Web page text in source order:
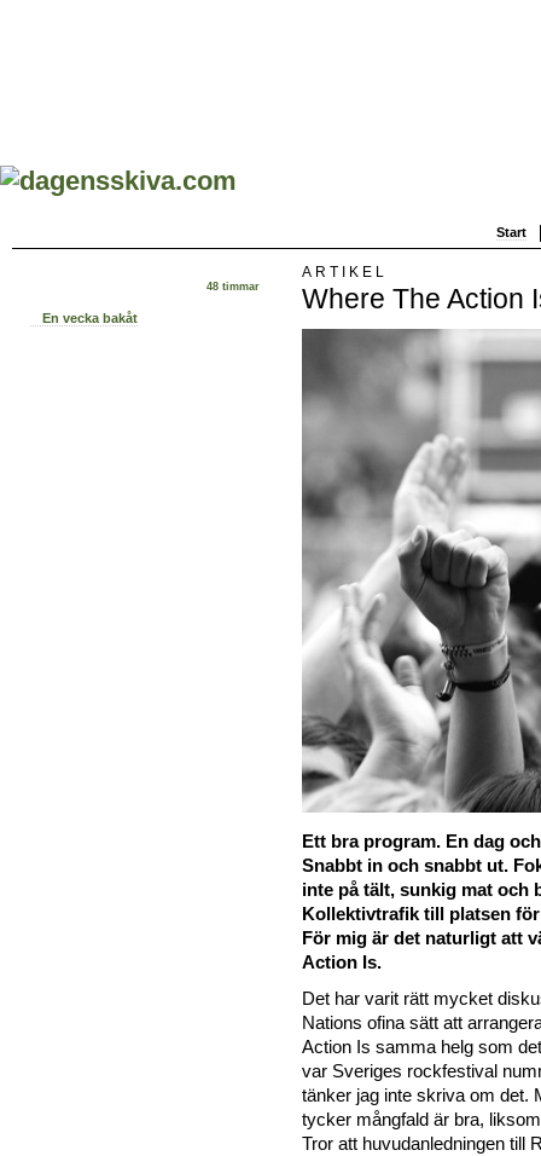
Start
48 timmar
En vecka bakåt
ARTIKEL
Where The Action
Ett bra program. En dag
Snabbt in och snabbt ut.
inte på tält, sunkig mat och
Kollektivtrafik till platsen
För mig är det naturligt att
Action Is.
Det har varit rätt mycket
Nations ofina sätt att
Action Is samma helg som
var Sveriges rockfestival
tänker jag inte skriva om det.
tycker mångfald är bra,
Tror att huvudanledningen till